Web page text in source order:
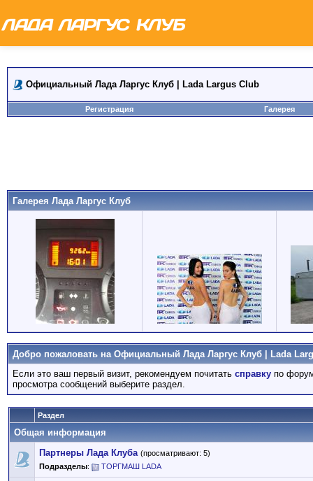
Официальный Лада Ларгус Клуб | Lada Largus Club
Регистрация Галерея
Галерея Лада Ларгус Клуб
Добро пожаловать на Официальный Лада Ларгус Клуб | Lada
Если это ваш первый визит, рекомендуем почитать справку по
просмотра сообщений выберите раздел.
Раздел
Общая информация
Партнеры Лада Клуба (просматривают: 5)
Подразделы: ТОРГМАШ LADA